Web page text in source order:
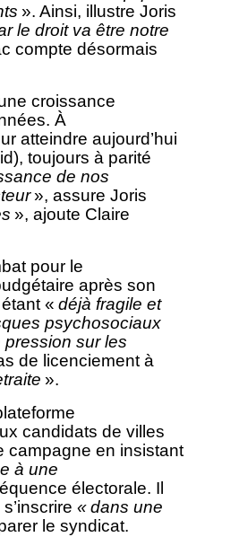
». Ainsi, illustre Joris
le droit va être notre
compte désormais
croissance
À
atteindre aujourd’hui
toujours à parité
de nos
», assure Joris
», ajoute Claire
pour le
après son
« déjà fragile et
psychosociaux
sur les
de licenciement à
».
candidats de villes
campagne en insistant
à une
électorale. Il
« dans une
le syndicat.